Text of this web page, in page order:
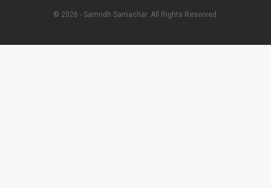
© 2026 - Samridh Samachar. All Rights Reserved.